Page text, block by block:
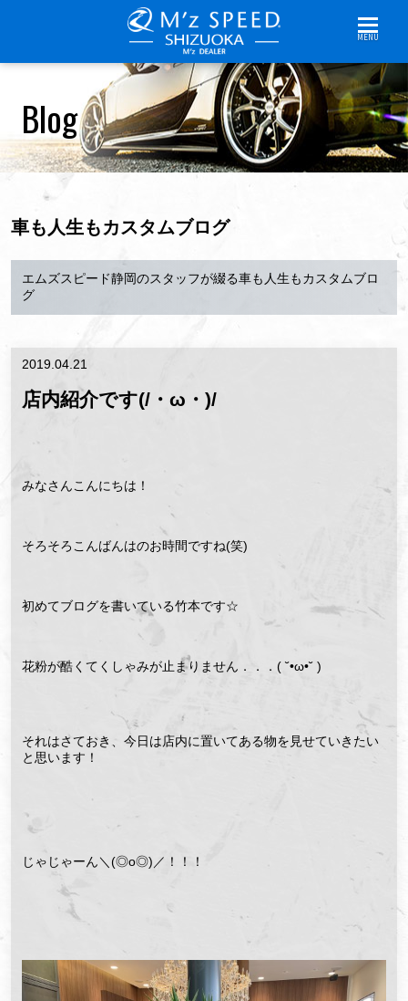
MENU
Blog
車も人生もカスタムブログ
エムズスピード静岡のスタッフが綴る車も人生もカスタムブロ
グ
2019.04.21
店内紹介です(/・ω・)/
みなさんこんにちは！
そろそろこんばんはのお時間ですね(笑)
初めてブログを書いている竹本です☆
花粉が酷くてくしゃみが止まりません．．．( ˘•ω•˘ )
それはさておき、今日は店内に置いてある物を見せていきたい
と思います！
じゃじゃーん＼(◎o◎)／！！！